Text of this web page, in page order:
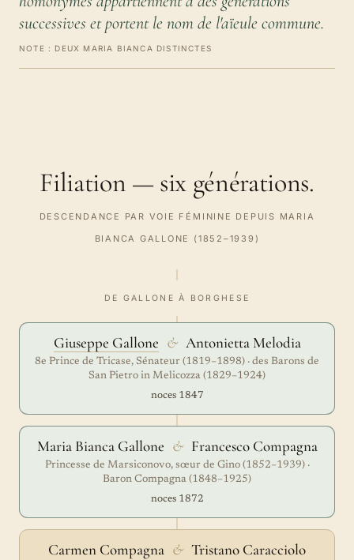
successives et portent le nom de l'aïeule commune.
NOTE : DEUX MARIA BIANCA DISTINCTES
Filiation — six générations.
DESCENDANCE PAR VOIE FÉMININE DEPUIS MARIA
BIANCA GALLONE (1852–1939)
DE GALLONE À BORGHESE
Giuseppe Gallone & Antonietta Melodia
8e Prince de Tricase, Sénateur (1819–1898) · des Barons de
San Pietro in Melicozza (1829–1924)
noces 1847
Maria Bianca Gallone & Francesco Compagna
Princesse de Marsiconovo, sœur de Gino (1852–1939) ·
Baron Compagna (1848–1925)
noces 1872
Carmen Compagna & Tristano Caracciolo